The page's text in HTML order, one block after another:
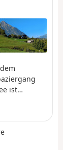
ist
die